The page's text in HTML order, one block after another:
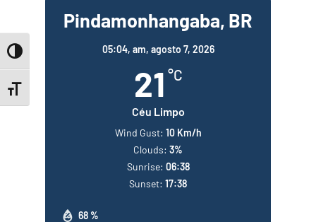
Toggle High Contrast
Toggle Font size
Pindamonhangaba, BR
05:04, am, agosto 7, 2026
21 °C
Céu Limpo
68 %
Wind Gust: 10 Km/h
Clouds: 3%
Sunrise: 06:38
Sunset: 17:38